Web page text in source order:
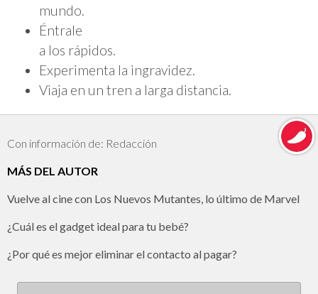
mundo.
Éntrale
a los rápidos.
Experimenta la ingravidez.
Viaja en un tren a larga distancia.
Con información de: Redacción
MÁS DEL AUTOR
Vuelve al cine con Los Nuevos Mutantes, lo último de Marvel
¿Cuál es el gadget ideal para tu bebé?
¿Por qué es mejor eliminar el contacto al pagar?